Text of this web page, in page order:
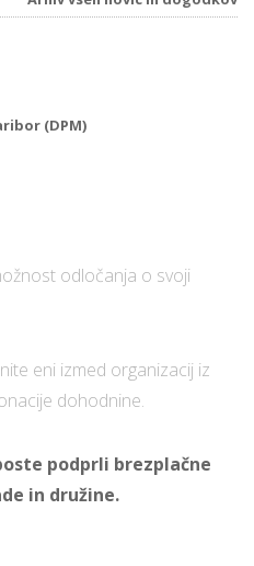
(DPM)
odločanja o svoji
eni izmed organizacij iz
dohodnine.
podprli brezplačne
in družine.